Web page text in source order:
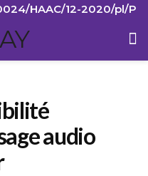
HAAC/12-2020/pl/P
audio